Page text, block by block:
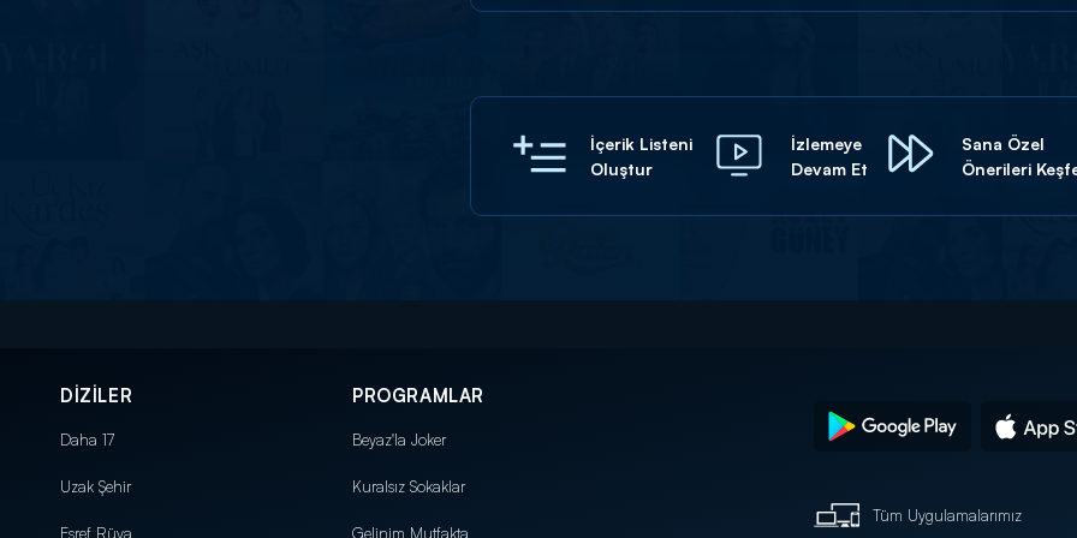
İçerik Listeni
Oluştur
İzlemeye
Devam Et
Sana Özel
Önerileri
DİZİLER
Daha 17
Uzak Şehir
Eşref Rüya
PROGRAMLAR
Beyaz'la Joker
Kuralsız Sokaklar
Gelinim Mutfakta
Tüm Uygulamalarımız